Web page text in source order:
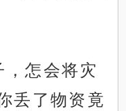
，怎会将灾
丢了物资竟